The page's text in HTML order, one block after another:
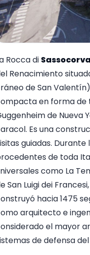
Rocca di
Renacimiento
de San
en forma de
de Nueva
Es una
guiadas.
de toda
como La
San Luigi dei
hacia 1475
arquitecto e
el mayor
de defensa